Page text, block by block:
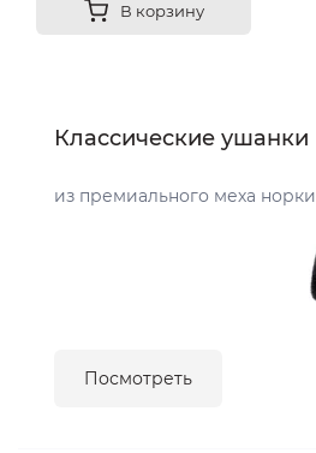
В корзину
Классические ушанки
из премиального меха норки
Посмотреть